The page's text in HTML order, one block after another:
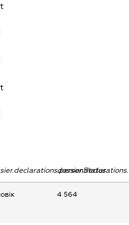
4 564